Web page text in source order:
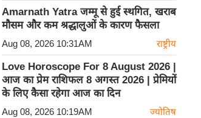
Amarnath Yatra जम्मू से हुई स्थगित, खराब
मौसम और कम श्रद्धालुओं के कारण फैसला
Aug 08, 2026 10:31AM राष्ट्रीय
Love Horoscope For 8 August 2026 |
आज का प्रेम राशिफल 8 अगस्त 2026 | प्रेमियों
के लिए कैसा रहेगा आज का दिन
Aug 08, 2026 10:19AM ज्योतिष